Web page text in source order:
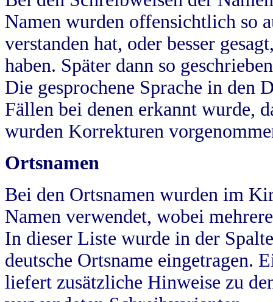
Namen wurden offensichtlich so
verstanden hat, oder besser
haben. Später dann so
Die gesprochene Sprache in
Fällen bei denen erkannt wurde,
wurden Korrekturen
Ortsnamen
Bei den Ortsnamen wurden im
Namen verwendet, wobei
In dieser Liste wurde in der
deutsche Ortsname eingetragen.
liefert zusätzliche Hinweise zu